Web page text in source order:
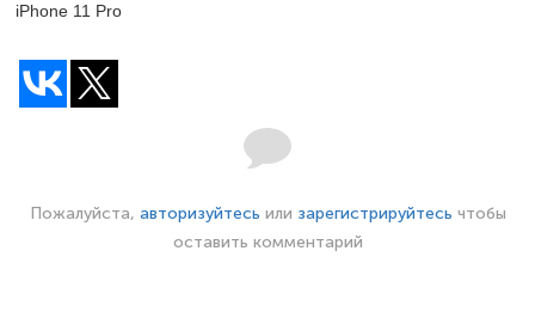
iPhone 11 Pro
Пожалуйста, авторизуйтесь или зарегистрируйтесь чтобы
оставить комментарий